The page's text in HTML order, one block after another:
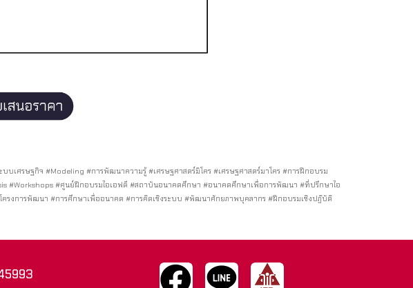
เศรษฐกิจ #Modeling #การพัฒนาความรู้ #เศรษฐศาสตร์มิโคร #เศรษฐศาสตร์มาโคร #การฝึกอบรม
#Workshops #ศูนย์ฝึกอบรมไอเอฟดี #สถาบันอนาคตศึกษา #อนาคตศึกษาเพื่อการพัฒนา #ที่ปรึกษาไอ
งการพัฒนา #การศึกษาเพื่ออนาคต #การคิดเชิงระบบ #พัฒนาศักยภาพบุคลากร #ฝึกอบรมเชิงปฏิบัติ